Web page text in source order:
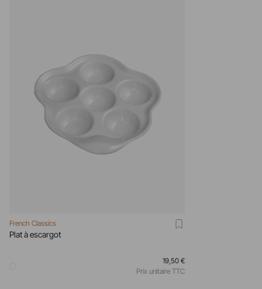
French Classics
Plat à escargot
19,50 €
Prix unitaire TTC